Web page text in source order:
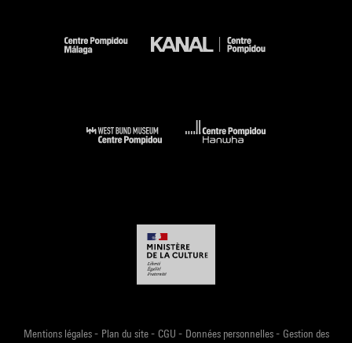
Mentions légales- Plan du site- CGU - Données personnelles- Gestion des